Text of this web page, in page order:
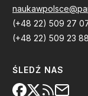
(+48 22) 509 27
(+48 22) 509 23 88
ŚLEDŹ NAS